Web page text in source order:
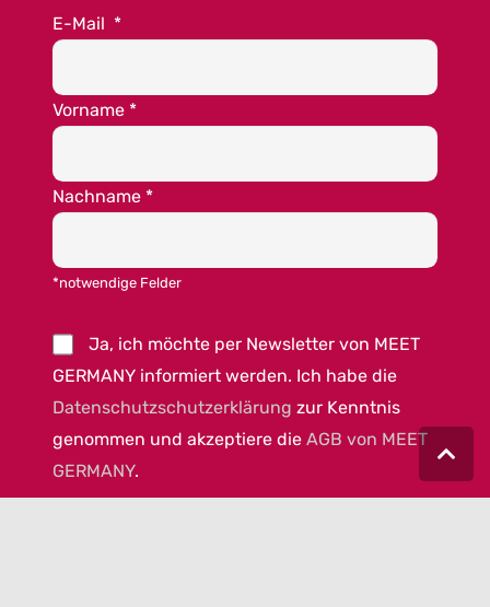
E-Mail *
Vorname *
Nachname *
*notwendige Felder
Ja, ich möchte per Newsletter von MEET
GERMANY informiert werden. Ich habe die
Datenschutzschutzerklärung zur Kenntnis
genommen und akzeptiere die AGB von MEET
GERMANY.